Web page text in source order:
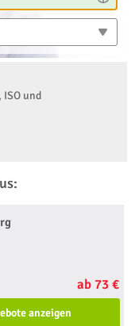
ISO und
ab 73 €
anzeigen